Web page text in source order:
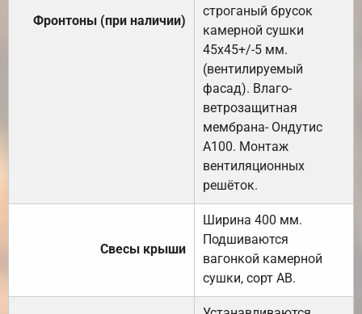
Фронтоны (при наличии)
строганый брусок
камерной сушки
45х45+/-5 мм.
(вентилируемый
фасад). Влаго-
ветрозащитная
мембрана- Ондутис
А100. Монтаж
вентиляционных
решёток.
Свесы крыши
Ширина 400 мм.
Подшиваются
вагонкой камерной
сушки, сорт АВ.